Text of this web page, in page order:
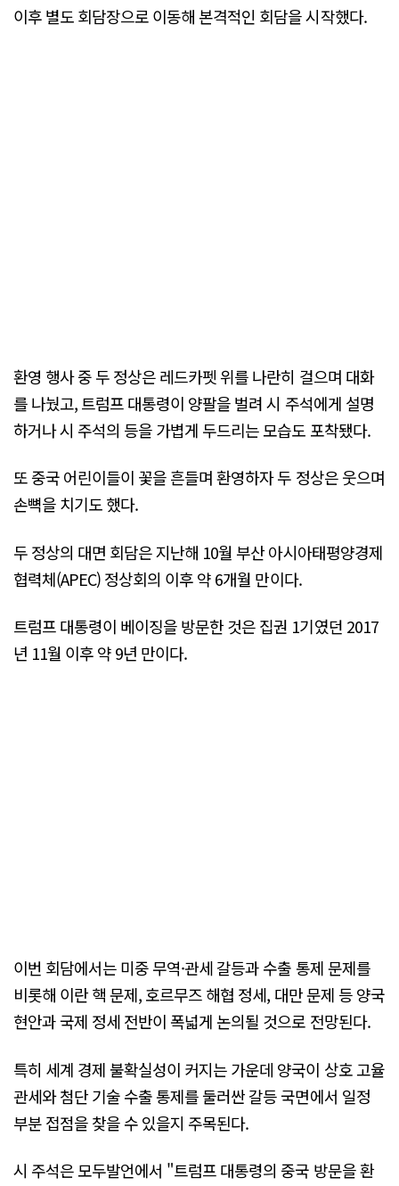
이후 별도 회담장으로 이동해 본격적인 회담을 시작했다.
환영 행사 중 두 정상은 레드카펫 위를 나란히 걸으며 대화
를 나눴고, 트럼프 대통령이 양팔을 벌려 시 주석에게 설명
하거나 시 주석의 등을 가볍게 두드리는 모습도 포착됐다.
또 중국 어린이들이 꽃을 흔들며 환영하자 두 정상은 웃으며
손뼉을 치기도 했다.
두 정상의 대면 회담은 지난해 10월 부산 아시아태평양경제
협력체(APEC) 정상회의 이후 약 6개월 만이다.
트럼프 대통령이 베이징을 방문한 것은 집권 1기였던 2017
년 11월 이후 약 9년 만이다.
이번 회담에서는 미중 무역·관세 갈등과 수출 통제 문제를
비롯해 이란 핵 문제, 호르무즈 해협 정세, 대만 문제 등 양국
현안과 국제 정세 전반이 폭넓게 논의될 것으로 전망된다.
특히 세계 경제 불확실성이 커지는 가운데 양국이 상호 고율
관세와 첨단 기술 수출 통제를 둘러싼 갈등 국면에서 일정
부분 접점을 찾을 수 있을지 주목된다.
시 주석은 모두발언에서 "트럼프 대통령의 중국 방문을 환